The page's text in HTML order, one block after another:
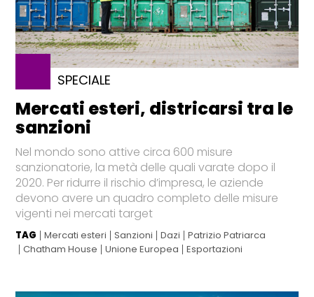
SPECIALE
Mercati esteri, districarsi tra le
sanzioni
Nel mondo sono attive circa 600 misure
sanzionatorie, la metà delle quali varate dopo il
2020. Per ridurre il rischio d’impresa, le aziende
devono avere un quadro completo delle misure
vigenti nei mercati target
TAG Mercati esteri Sanzioni Dazi
Patrizio Patriarca
Chatham House
Unione Europea Esportazioni